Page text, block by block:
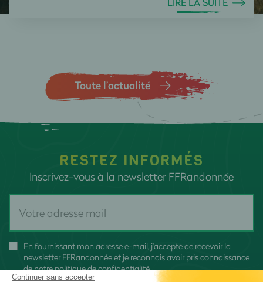
Toute l’actualité
RESTEZ INFORMÉS
Inscrivez-vous à la newsletter FFRandonnée
En fournissant mon adresse e-mail, j'accepte de recevoir la
newsletter FFRandonnée et je reconnais avoir pris connaissance
denotre politique de confidentialité
Continuer sans accepter